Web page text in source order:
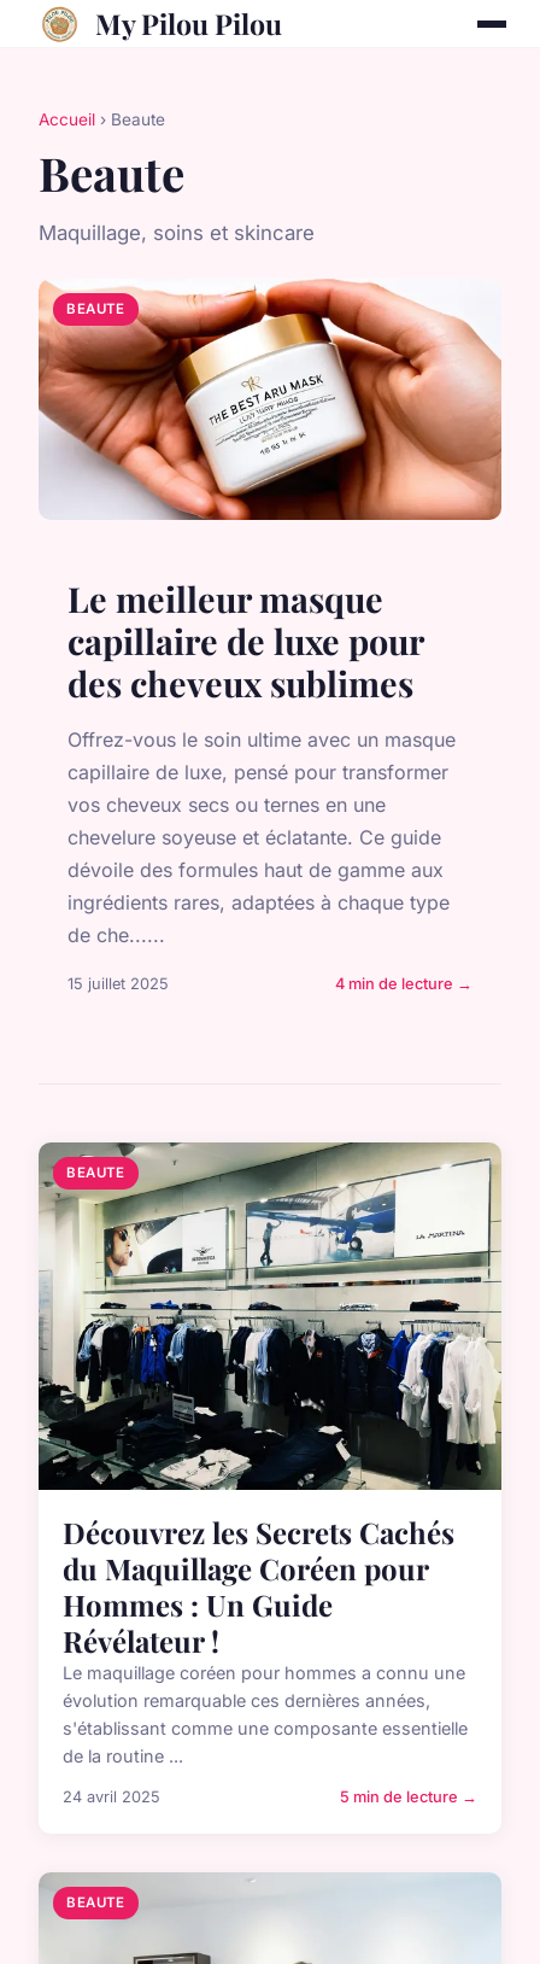
My Pilou Pilou
Accueil › Beaute
Beaute
Maquillage, soins et skincare
BEAUTE
Le meilleur masque
capillaire de luxe pour
des cheveux sublimes
Offrez-vous le soin ultime avec un masque
capillaire de luxe, pensé pour transformer
vos cheveux secs ou ternes en une
chevelure soyeuse et éclatante. Ce guide
dévoile des formules haut de gamme aux
ingrédients rares, adaptées à chaque type
de che......
15 juillet 2025 4 min de lecture →
BEAUTE
Découvrez les Secrets Cachés
du Maquillage Coréen pour
Hommes : Un Guide
Révélateur !
Le maquillage coréen pour hommes a connu une
évolution remarquable ces dernières années,
s'établissant comme une composante essentielle
de la routine ...
24 avril 2025 5 min de lecture →
BEAUTE